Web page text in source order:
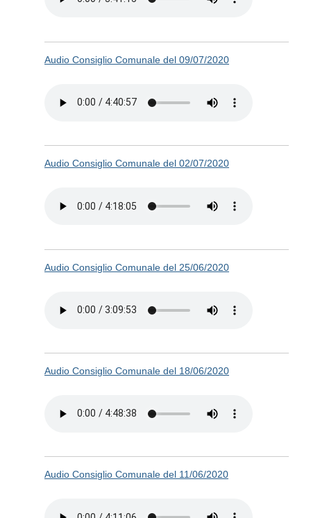
Audio Consiglio Comunale del 09/07/2020
Audio Consiglio Comunale del 02/07/2020
Audio Consiglio Comunale del 25/06/2020
Audio Consiglio Comunale del 18/06/2020
Audio Consiglio Comunale del 11/06/2020